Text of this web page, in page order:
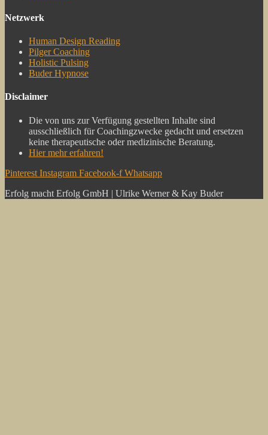
Netzwerk
Human Design Reading
Pilger Coaching
Holistic Pulsing
Buder Hypnose
Disclaimer
Die von uns zur Verfügung gestellten Inhalte sind
ausschließlich für Coachingzwecke gedacht und ersetzen
keine therapeutische oder medizinische Beratung.
Hier mehr erfahren!
Pinterest Instagram Facebook-f Whatsapp
Erfolg macht Erfolg GmbH | Ulrike Werner & Kay Buder